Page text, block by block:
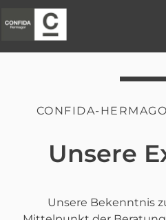
CONFIDA-
Unsere
Unsere Bekenntnis